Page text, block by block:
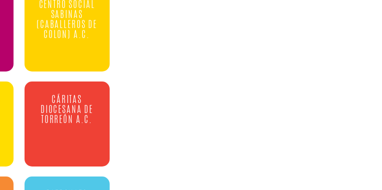
CENTRO SOCIAL
SABINAS
(CABALLEROS DE
COLON) A.C.
CÁRITAS
DIOCESANA DE
TORREÓN A.C.